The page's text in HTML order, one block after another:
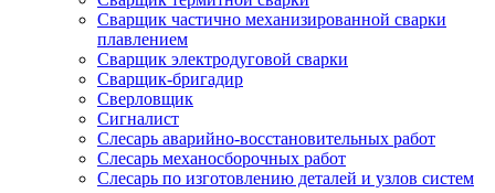
Сварщик частично механизированной сварки
плавлением
Сварщик электродуговой сварки
Сварщик-бригадир
Сверловщик
Сигналист
Слесарь аварийно-восстановительных работ
Слесарь механосборочных работ
Слесарь по изготовлению деталей и узлов систем